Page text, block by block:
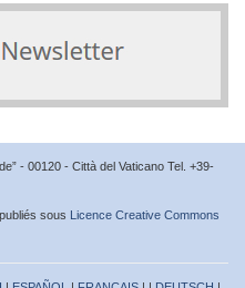
- 00120 - Città del Vaticano Tel. +39-
sous Licence Creative Commons